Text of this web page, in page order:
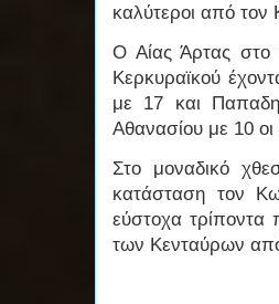
καλύτεροι από τον
Ο Αίας Άρτας στο
Κερκυραϊκού
με 17 και
Αθανασίου με 10
Στο μοναδικό
κατάσταση τον
εύστοχα
των Κενταύρων